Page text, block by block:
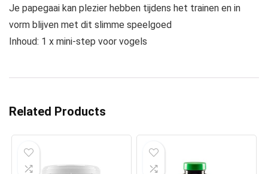
Je papegaai kan plezier hebben tijdens het trainen en in
vorm blijven met dit slimme speelgoed
Inhoud: 1 x mini-step voor vogels
Related Products